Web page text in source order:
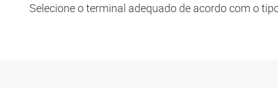
Selecione o terminal adequado de acordo com o